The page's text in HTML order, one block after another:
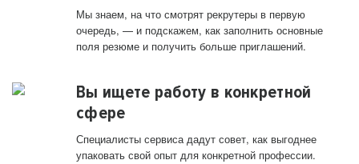
Мы знаем, на что смотрят рекрутеры в первую
очередь, — и подскажем, как заполнить основные
поля резюме и получить больше приглашений.
Вы ищете работу в конкретной
сфере
Специалисты сервиса дадут совет, как выгоднее
упаковать свой опыт для конкретной профессии.